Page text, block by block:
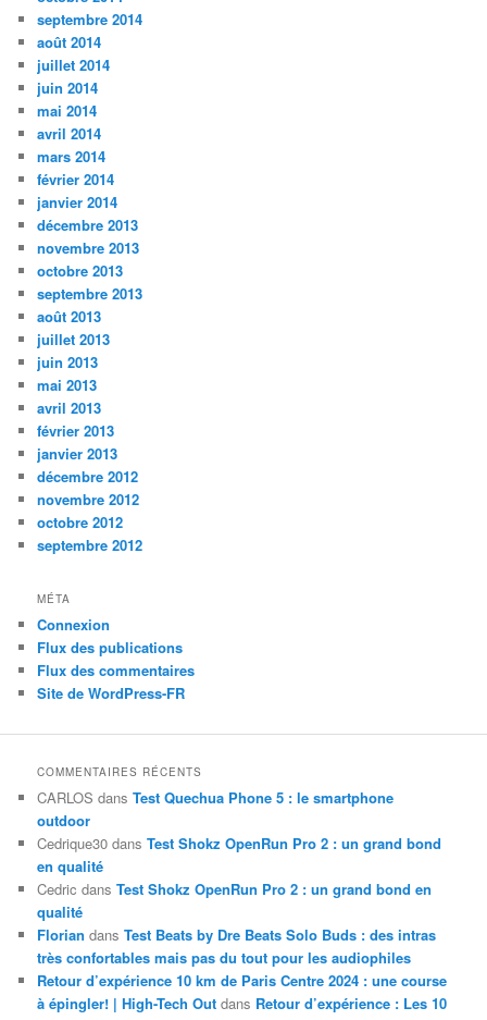
septembre 2014
août 2014
juillet 2014
juin 2014
mai 2014
avril 2014
mars 2014
février 2014
janvier 2014
décembre 2013
novembre 2013
octobre 2013
septembre 2013
août 2013
juillet 2013
juin 2013
mai 2013
avril 2013
février 2013
janvier 2013
décembre 2012
novembre 2012
octobre 2012
septembre 2012
MÉTA
Connexion
Flux des publications
Flux des commentaires
Site de WordPress-FR
COMMENTAIRES RÉCENTS
CARLOS dansTest Quechua Phone 5 : le smartphone
outdoor
Cedrique30 dansTest Shokz OpenRun Pro 2 : un grand bond
en qualité
Cedric dansTest Shokz OpenRun Pro 2 : un grand bond en
qualité
Florian dansTest Beats by Dre Beats Solo Buds : des intras
très confortables mais pas du tout pour les audiophiles
Retour d’expérience 10 km de Paris Centre 2024 : une course
à épingler! | High-Tech Out dans Retour d’expérience : Les 10